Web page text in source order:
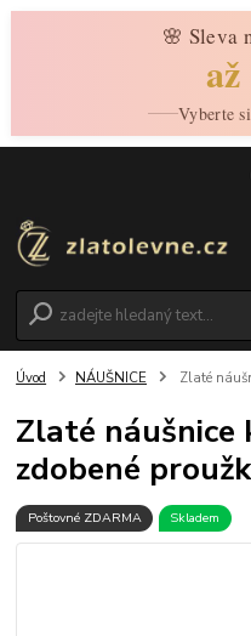
🌸 Sleva
Vyberte
Úvod NÁUŠNICE Zlaté
Zlaté náušnice
zdobené
Poštovné ZDARMA Skladem